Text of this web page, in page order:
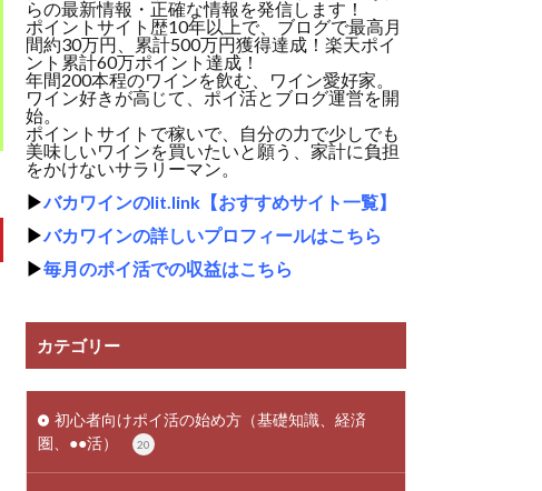
らの最新情報・正確な情報を発信します！
ポイントサイト歴10年以上で、ブログで最高月
間約30万円、累計500万円獲得達成！楽天ポイ
ント累計60万ポイント達成！
年間200本程のワインを飲む、ワイン愛好家。
ワイン好きが高じて、ポイ活とブログ運営を開
始。
ポイントサイトで稼いで、自分の力で少しでも
美味しいワインを買いたいと願う、家計に負担
をかけないサラリーマン。
▶バカワインのlit.link【おすすめサイト一覧】
▶バカワインの詳しいプロフィールはこちら
▶毎月のポイ活での収益はこちら
カテゴリー
初心者向けポイ活の始め方（基礎知識、経済
圏、●●活）
20